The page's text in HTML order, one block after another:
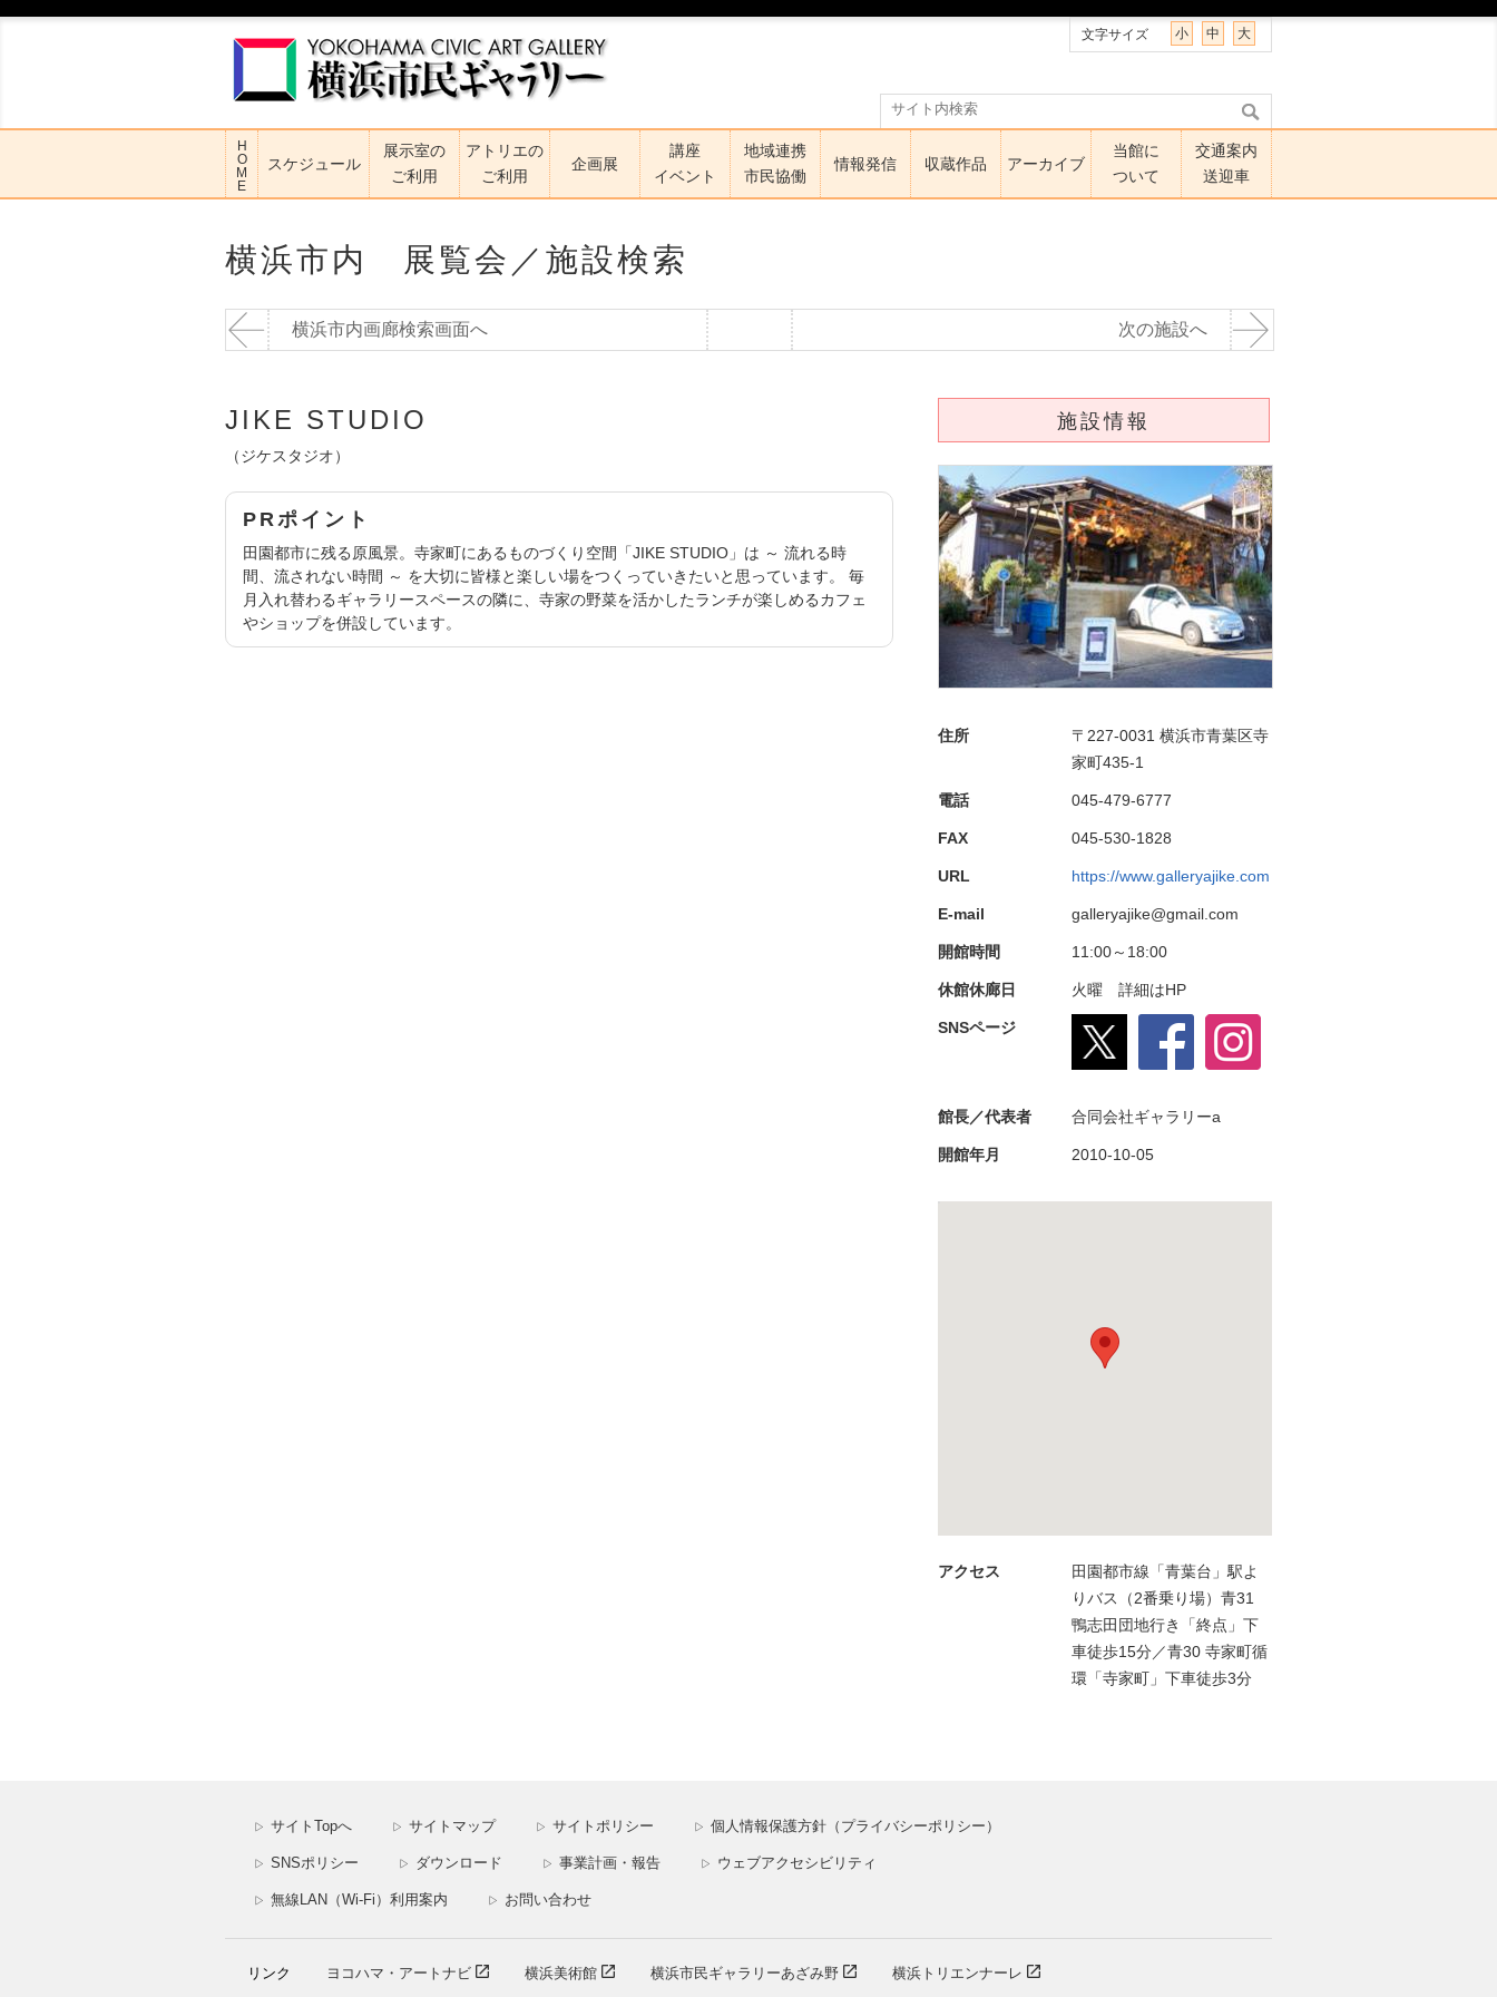
文字サイズ 小 中 大
H
O
M
E
スケジュール
展示室の
ご利用
アトリエの
ご利用
企画展
講座
イベント
地域連携
市民協働
情報発信 収蔵作品 アーカイブ
当館に
ついて
交通案内
送迎車
横浜市内 展覧会／施設検索
横浜市内画廊検索画面へ 次の施設へ
JIKE STUDIO
（ジケスタジオ）
PRポイント
田園都市に残る原風景。寺家町にあるものづくり空間「JIKE STUDIO」は ～ 流れる時
間、流されない時間 ～ を大切に皆様と楽しい場をつくっていきたいと思っています。 毎
月入れ替わるギャラリースペースの隣に、寺家の野菜を活かしたランチが楽しめるカフェ
やショップを併設しています。
施設情報
住所 〒227-0031 横浜市青葉区寺
家町435-1
電話 045-479-6777
FAX 045-530-1828
URL https://www.galleryajike.com
E-mail galleryajike@gmail.com
開館時間 11:00～18:00
休館休廊日 火曜 詳細はHP
SNSページ
館長／代表者 合同会社ギャラリーa
開館年月 2010-10-05
アクセス
田園都市線「青葉台」駅よ
りバス（2番乗り場）青31
鴨志田団地行き「終点」下
車徒歩15分／青30 寺家町循
環「寺家町」下車徒歩3分
▷ サイトTopへ ▷ サイトマップ ▷ サイトポリシー ▷ 個人情報保護方針（プライバシーポリシー）
▷ SNSポリシー ▷ ダウンロード ▷ 事業計画・報告 ▷ ウェブアクセシビリティ
▷ 無線LAN（Wi-Fi）利用案内 ▷ お問い合わせ
リンク ヨコハマ・アートナビ 横浜美術館 横浜市民ギャラリーあざみ野 横浜トリエンナーレ